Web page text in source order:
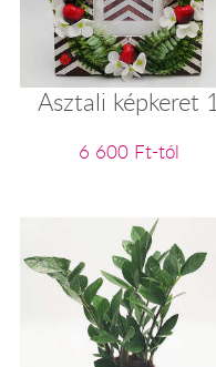
Asztali képkeret 1
6 600 Ft-tól